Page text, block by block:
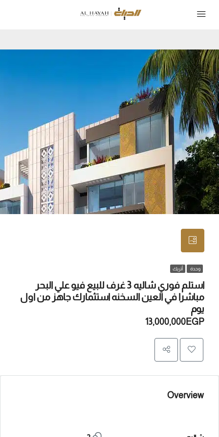
وحدة أتريك
استلم فوري شاليه 3 غرف للبيع فيو علي البحر
مباشرا في العين السخنه استثمارك جاهز من اول
يوم
13,000,000EGP
Overview